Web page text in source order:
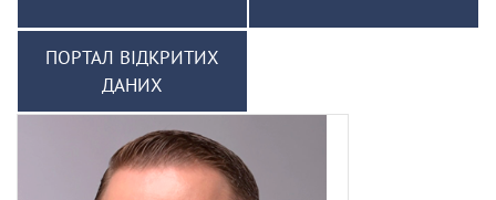
ПОРТАЛ ВІДКРИТИХ
ДАНИХ